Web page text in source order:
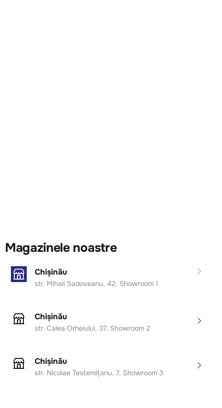
Magazinele noastre
Chișinău
str. Mihail Sadoveanu, 42, Showroom 1
Chișinău
str. Calea Orheiului, 37, Showroom 2
Chișinău
str. Nicolae Testemițanu, 7, Showroom 3